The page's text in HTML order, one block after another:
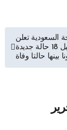
السعودية تعلن
تسجيل 18 حالة جديدة
بينها حالتا وفاة